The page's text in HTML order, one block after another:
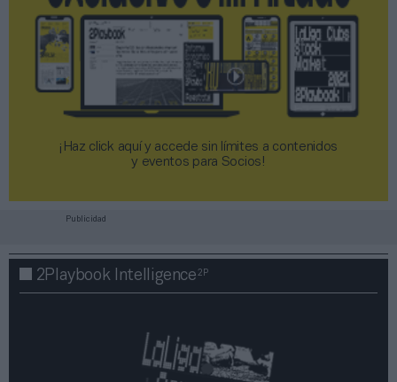
¡Haz click aquí y accede sin límites a contenidos
y eventos para Socios!​​​​​​​
Publicidad
2Playbook Intelligence2P